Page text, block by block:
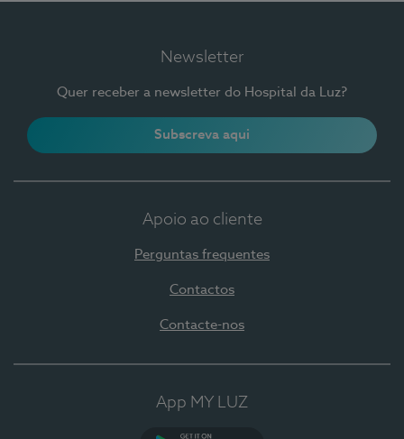
Newsletter
Quer receber a newsletter do Hospital da Luz?
Subscreva aqui
Apoio ao cliente
Perguntas frequentes
Contactos
Contacte-nos
App MY LUZ